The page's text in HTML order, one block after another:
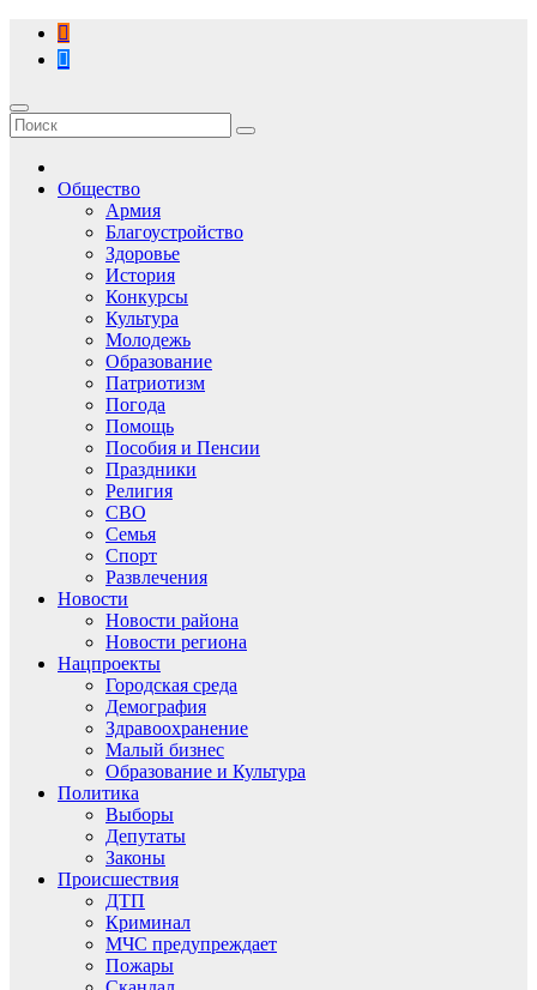
Перейти
содержимому
Общество
Армия
Благоустройство
Здоровье
История
Конкурсы
Культура
Молодежь
Образование
Патриотизм
Погода
Помощь
Пособия и Пенсии
Праздники
Религия
СВО
Семья
Спорт
Развлечения
Новости
Новости района
Новости региона
Нацпроекты
Городская среда
Демография
Здравоохранение
Малый бизнес
Образование и Культура
Политика
Выборы
Депутаты
Законы
Происшествия
ДТП
Криминал
МЧС предупреждает
Пожары